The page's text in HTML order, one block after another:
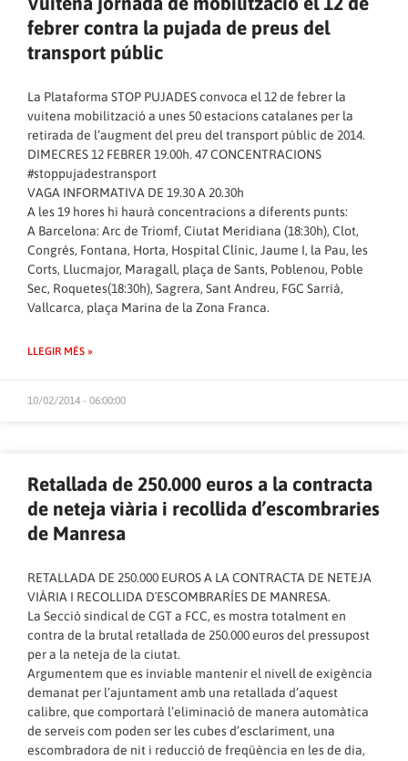
febrer contra la pujada de preus del
transport públic
La Plataforma STOP PUJADES convoca el 12 de febrer la
vuitena mobilització a unes 50 estacions catalanes per la
retirada de l’augment del preu del transport públic de 2014.
DIMECRES 12 FEBRER 19.00h. 47 CONCENTRACIONS
#stoppujadestransport
VAGA INFORMATIVA DE 19.30 A 20.30h
A les 19 hores hi haurà concentracions a diferents punts:
A Barcelona: Arc de Triomf, Ciutat Meridiana (18:30h), Clot,
Congrés, Fontana, Horta, Hospital Clínic, Jaume I, la Pau, les
Corts, Llucmajor, Maragall, plaça de Sants, Poblenou, Poble
Sec, Roquetes(18:30h), Sagrera, Sant Andreu, FGC Sarrià,
Vallcarca, plaça Marina de la Zona Franca.
LLEGIR MÉS »
10/02/2014 - 06:00:00
Retallada de 250.000 euros a la contracta
de neteja viària i recollida d’escombraries
de Manresa
RETALLADA DE 250.000 EUROS A LA CONTRACTA DE NETEJA
VIÀRIA I RECOLLIDA D´ESCOMBRARÍES DE MANRESA.
La Secció sindical de CGT a FCC, es mostra totalment en
contra de la brutal retallada de 250.000 euros del pressupost
per a la neteja de la ciutat.
Argumentem que es inviable mantenir el nivell de exigència
demanat per l’ajuntament amb una retallada d’aquest
calibre, que comportarà l’eliminació de manera automàtica
de serveis com poden ser les cubes d’esclariment, una
escombradora de nit i reducció de freqüència en les de dia,